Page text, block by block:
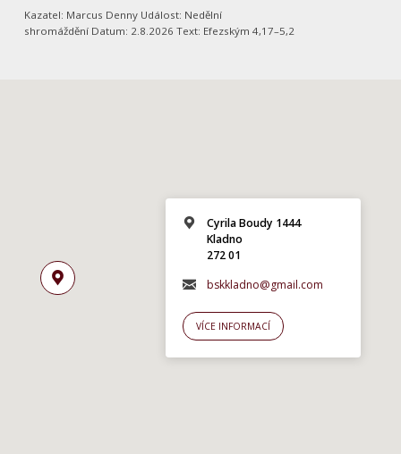
Kazatel: Marcus Denny Událost: Nedělní
shromáždění Datum: 2.8.2026 Text: Efezským 4,17–5,2
Cyrila Boudy 1444
Kladno
272 01
bskkladno@gmail.com
VÍCE INFORMACÍ